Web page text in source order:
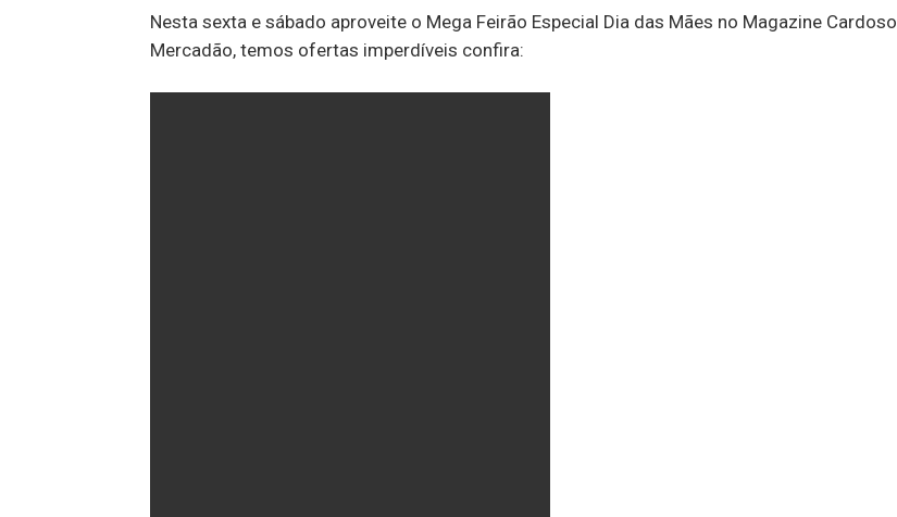
Nesta sexta e sábado aproveite o Mega Feirão Especial Dia das Mães no Magazine Cardoso
Mercadão, temos ofertas imperdíveis confira: